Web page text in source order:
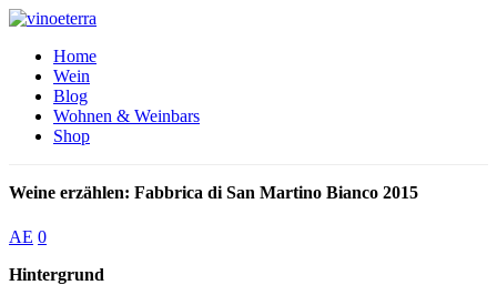
Home
Wein
Blog
Wohnen & Weinbars
Shop
Weine erzählen: Fabbrica di San Martino Bianco 2015
AE 0
Hintergrund